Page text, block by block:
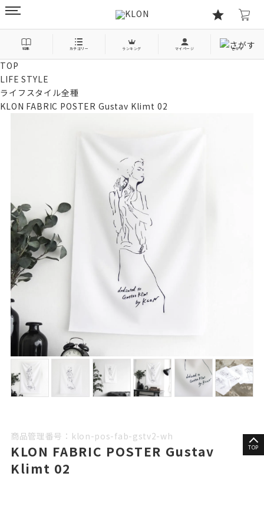
特集 カテゴリー ランキング マイページ さがす
TOP
LIFE STYLE
ライフスタイル全種
KLON FABRIC POSTER Gustav Klimt 02
商品管理番号：klon-pos-fab-gstv2-wh
KLON FABRIC POSTER Gustav
Klimt 02
TOP